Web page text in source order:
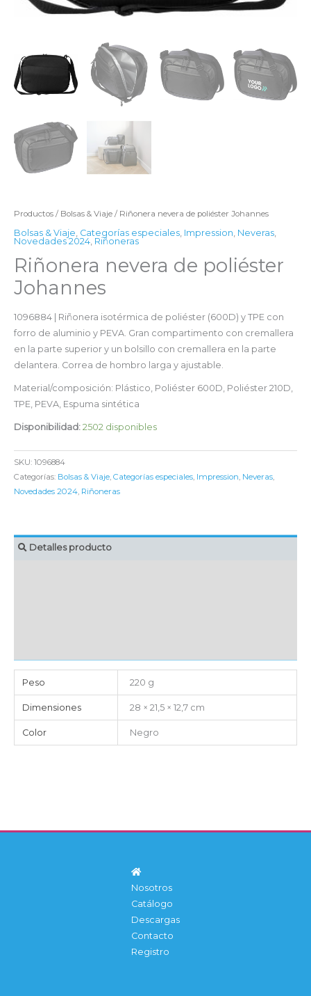
Productos / Bolsas & Viaje / Riñonera nevera de poliéster Johannes
Bolsas & Viaje, Categorías especiales, Impression, Neveras,
Novedades 2024, Riñoneras
Riñonera nevera de poliéster
Johannes
1096884 | Riñonera isotérmica de poliéster (600D) y TPE con
forro de aluminio y PEVA. Gran compartimento con cremallera
en la parte superior y un bolsillo con cremallera en la parte
delantera. Correa de hombro larga y ajustable.
Material/composición: Plástico, Poliéster 600D, Poliéster 210D,
TPE, PEVA, Espuma sintética
Disponibilidad: 2502 disponibles
SKU: 1096884
Categorías: Bolsas & Viaje, Categorías especiales, Impression, Neveras,
Novedades 2024, Riñoneras
Detalles producto
Peso 220 g
Dimensiones 28 × 21,5 × 12,7 cm
Color Negro
Nosotros
Catálogo
Descargas
Contacto
Registro